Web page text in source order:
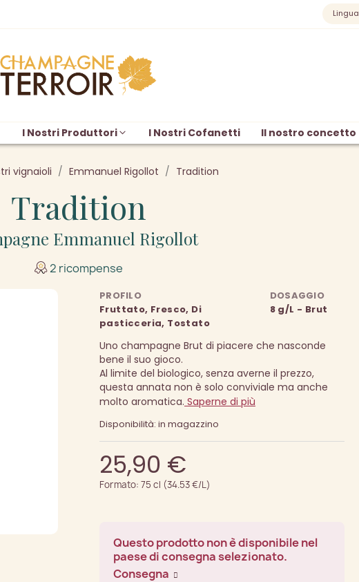
Lingua
I Nostri Produttori I Nostri Cofanetti Il nostro concetto
vignaioli Emmanuel Rigollot Tradition
Tradition
Emmanuel Rigollot
2 ricompense
PROFILO
Fruttato, Fresco, Di
pasticceria, Tostato
DOSAGGIO
8 g/L - Brut
Uno champagne Brut di piacere che nasconde
bene il suo gioco.
Al limite del biologico, senza averne il prezzo,
questa annata non è solo conviviale ma anche
molto aromatica. Saperne di più
Disponibilità: in magazzino
25,90 €
Formato: 75 cl (34.53 €/L)
Questo prodotto non è disponibile nel
paese di consegna selezionato.
Consegna